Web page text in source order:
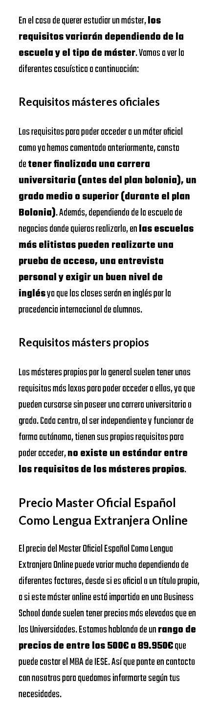
En el caso de querer estudiar un máster,los
requisitos variarán dependiendo de la
escuela y el tipo de máster. Vamos a ver la
diferentes casuística a continuación:
Requisitos másteres oficiales
Los requisitos para poder acceder a un máter oficial
como ya hemos comentado anteriormente, consta
detener finalizada una carrera
universitaria (antes del plan bolonia), un
grado medio o superior (durante el plan
Bolonia). Además, dependiendo de la escuela de
negocios donde quieras realizarlo, enlas escuelas
más elitistas pueden realizarte una
prueba de acceso, una entrevista
personal y exigir un buen nivel de
inglésya que las clases serán en inglés por la
procedencia internacional de alumnos.
Requisitos másters propios
Los másteres propios por lo general suelen tener unos
requisitos más laxos para poder acceder a ellos, ya que
pueden cursarse sin poseer una carrera universitaria o
grado. Cada centro, al ser independiente y funcionar de
forma autónoma, tienen sus propios requisitos para
poder acceder,no existe un estándar entre
los requisitos de los másteres propios.
Precio Master Oficial Español
Como Lengua Extranjera Online
El precio del Master Oficial Español Como Lengua
Extranjera Online puede variar mucho dependiendo de
diferentes factores, desde si es oficial o un título propio,
a si este máster online está impartido en una Business
School donde suelen tener precios más elevados que en
las Universidades. Estamos hablando de unrango de
precios de entre los 500€ a 89.950€que
puede costar el MBA de IESE. Así que ponte en contacto
con nosotros para quedamos informarte según tus
necesidades.